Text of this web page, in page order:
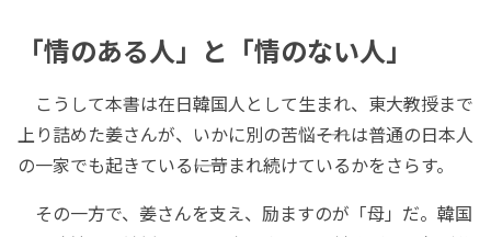
「情のある人」と「情のない人」
こうして本書は在日韓国人として生まれ、東大教授まで
上り詰めた姜さんが、いかに別の苦悩――それは普通の日本人
の一家でも起きている――に苛まれ続けているかをさらす。
その一方で、姜さんを支え、励ますのが「母」だ。韓国